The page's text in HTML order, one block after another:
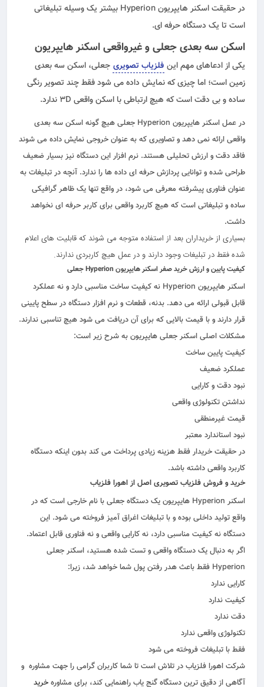
در حقیقت اسکنر هایپریون Hyperion بیشتر یک وسیله تبلیغاتی
است تا یک دستگاه حرفه ای.
اسکن سه بعدی جعلی و غیرواقعی اسکنر هایپریون
یکی از ادعاهای مهم این فلزیاب تصویری جعلی، اسکن سه بعدی
زمین است؛ اما چیزی که نمایش داده می شود فقط چند تصویر رنگی
ساده و بی دقت است که هیچ ارتباطی با اسکن واقعی 3D ندارد.
در عمل اسکنر هایپریون Hyperion جعلی هیچ گونه اسکن سه بعدی
واقعی ارائه نمی دهد و تصاویری که به عنوان خروجی نمایش داده می شوند
فاقد دقت و ارزش تحلیلی هستند. نرم افزار این دستگاه نیز بسیار ضعیف
طراحی شده و توانایی پردازش حرفه ای داده ها را ندارد. آنچه در تبلیغات به
عنوان فناوری پیشرفته معرفی می شود، در واقع تنها یک ظاهر گرافیکی
ساده و تبلیغاتی است که هیچ کاربرد واقعی برای کاربر حرفه ای نخواهد
داشت.
بسیاری از خریداران بعد از استفاده متوجه می شوند که قابلیت های اعلام
شده فقط در تبلیغات وجود دارند و در عمل هیچ کاربردی ندارند.
کیفیت پایین و ارزش خرید صفر اسکنر هایپریون Hyperion جعلی
اسکنر هایپریون Hyperion نه کیفیت ساخت مناسبی دارد و نه عملکرد
قابل قبولی ارائه می دهد. بدنه، قطعات و نرم افزار دستگاه در سطح پایینی
قرار دارند و با قیمت بالایی که برای آن دریافت می شود هیچ تناسبی ندارند.
مشکلات اصلی اسکنر جعلی هایپریون به شرح زیر است:
کیفیت پایین ساخت
عملکرد ضعیف
نبود دقت و کارایی
نداشتن تکنولوژی واقعی
قیمت غیرمنطقی
نبود استاندارد معتبر
در حقیقت خریدار فقط هزینه زیادی پرداخت می کند بدون اینکه دستگاه
کاربرد واقعی داشته باشد.
خرید و فروش فلزیاب تصویری اصل از اهورا فلزیاب
اسکنر Hyperion هایپریون یک دستگاه جعلی با نام خارجی است که در
واقع تولید داخلی بوده و با تبلیغات اغراق آمیز فروخته می شود. این
دستگاه نه کیفیت مناسبی دارد، نه کارایی واقعی و نه فناوری قابل اعتماد.
اگر به دنبال یک دستگاه واقعی و تست شده هستید، اسکنر جعلی
Hyperion فقط باعث هدر رفتن پول شما خواهد شد، زیرا:
کارایی ندارد
کیفیت ندارد
دقت ندارد
تکنولوژی واقعی ندارد
فقط با تبلیغات فروخته می شود
شرکت اهورا فلزیاب در تلاش است تا شما کاربران گرامی را جهت مشاوره و
آگاهی از دقیق ترین دستگاه گنج یاب راهنمایی کند، برای مشاوره خرید